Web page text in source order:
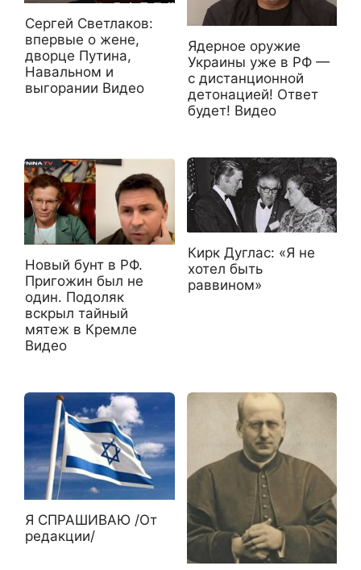
Сергей Светлаков:
впервые о жене,
дворце Путина,
Навальном и
выгорании Видео
Ядерное оружие
Украины уже в РФ —
с дистанционной
детонацией! Ответ
будет! Видео
Новый бунт в РФ.
Пригожин был не
один. Подоляк
вскрыл тайный
мятеж в Кремле
Видео
Кирк Дуглас: «Я не
хотел быть
раввином»
Я СПРАШИВАЮ /От
редакции/